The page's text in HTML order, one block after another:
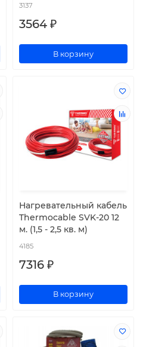
3137
3564 ₽
В корзину
Нагревательный кабель
Thermocable SVK-20 12
м. (1,5 - 2,5 кв. м)
4185
7316 ₽
В корзину